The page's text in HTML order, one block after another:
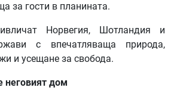
за гости в планината.
Норвегия, Шотландия и
с впечатляваща природа,
и усещане за свобода.
неговият дом